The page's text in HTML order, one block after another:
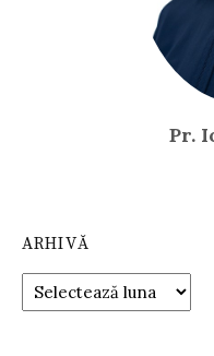
Pr.
ARHIVĂ
Arhivă